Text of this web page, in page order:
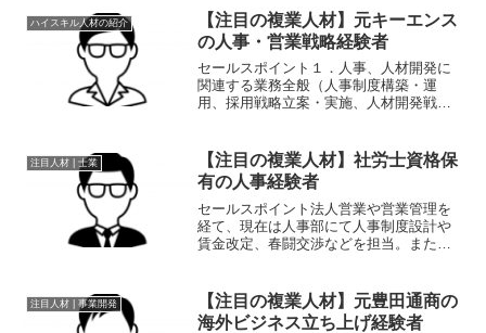
ハイスキル人材の紹介
【注目の複業人材】元キーエンス
の人事・営業戦略経験者
セールスポイント１．人事、人材開発に
関連する業務全般（人事制度構築・運
用、採用戦略立案・実施、人材開発戦略
ジョン・戦略の浸透、売上・利益管理、
風土改革など）３．多様な経験...
注目人材 | 士業
【注目の複業人材】社労士資格保
有の人事経験者
セールスポイント法人営業や営業管理を
経て、現在は人事部にて人事制度設計や
賃金改定、春闘交渉などを担当。また、
ーカー 2003/03 - 現在 営業管理部では、
得意先店頭...
注目人材 | 事業開発
【注目の複業人材】元豊田通商の
海外ビジネス立ち上げ経験者